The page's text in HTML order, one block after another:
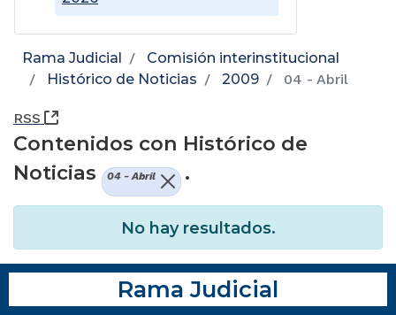
Rama Judicial
Comisión interinstitucional
Histórico de Noticias
2009 04 - Abril
RSS (Abre una nueva ventana)
Contenidos con Histórico de
Noticias
04 - Abril .
No hay resultados.
Rama Judicial